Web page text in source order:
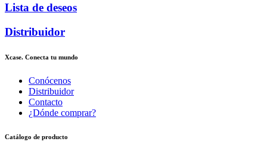
Lista de deseos
Distribuidor
Xcase. Conecta tu mundo
Conócenos
Distribuidor
Contacto
¿Dónde comprar?
Catálogo de producto